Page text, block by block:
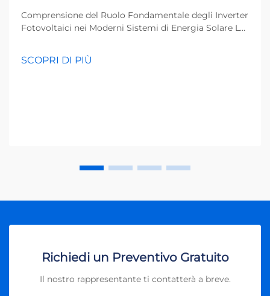
Comprensione del Ruolo Fondamentale degli Inverter
Fotovoltaici nei Moderni Sistemi di Energia Solare La
in cui pensiamo alla generazione di energia, e al
centro di questo cambiamento si trova l'inverter
SCOPRI DI PIÙ
Richiedi un Preventivo Gratuito
Il nostro rappresentante ti contatterà a breve.